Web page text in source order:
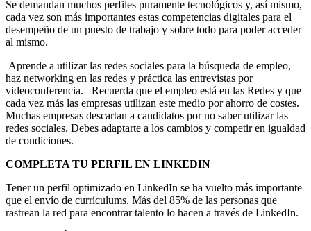
Se demandan muchos perfiles puramente tecnológicos y, así mismo,
cada vez son más importantes estas competencias digitales para el
desempeño de un puesto de trabajo y sobre todo para poder acceder
al mismo.
Aprende a utilizar las redes sociales para la búsqueda de empleo,
haz networking en las redes y práctica las entrevistas por
videoconferencia. Recuerda que el empleo está en las Redes y que
cada vez más las empresas utilizan este medio por ahorro de costes.
Muchas empresas descartan a candidatos por no saber utilizar las
redes sociales. Debes adaptarte a los cambios y competir en igualdad
de condiciones.
COMPLETA TU PERFIL EN LINKEDIN
Tener un perfil optimizado en LinkedIn se ha vuelto más importante
que el envío de currículums. Más del 85% de las personas que
rastrean la red para encontrar talento lo hacen a través de LinkedIn.